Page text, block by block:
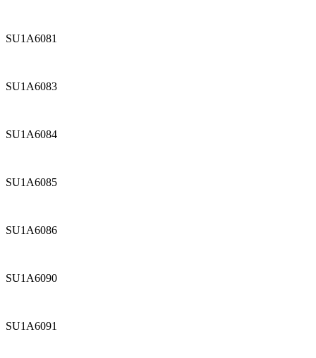
SU1A6081
SU1A6083
SU1A6084
SU1A6085
SU1A6086
SU1A6090
SU1A6091